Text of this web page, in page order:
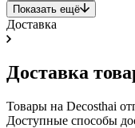
Показать ещё
Доставка
Доставка
Товары на Decosthai
Доступные способы